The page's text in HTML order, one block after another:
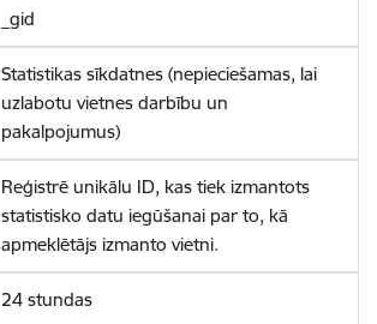
_gid
Statistikas sīkdatnes (nepieciešamas, lai
uzlabotu vietnes darbību un
pakalpojumus)
Reģistrē unikālu ID, kas tiek izmantots
statistisko datu iegūšanai par to, kā
apmeklētājs izmanto vietni.
24 stundas